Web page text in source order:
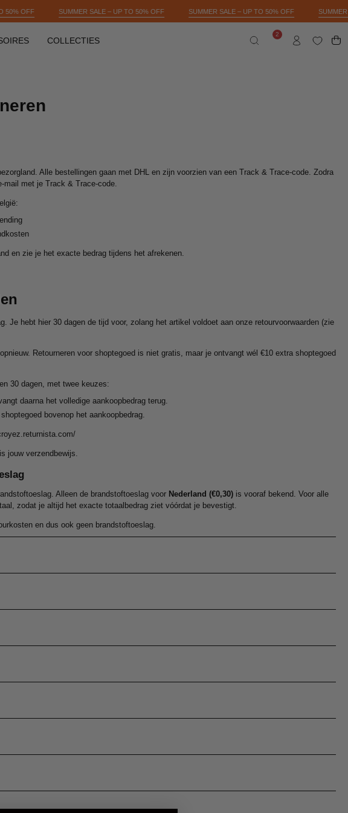
UP TO 50% OFF SUMMER SALE – UP TO 50% OFF SUMMER SALE – UP TO 50% OFF
COLLECTIES
Open
NOTIFICATIONS
2
MY
Alle bestellingen gaan met DHL en zijn voorzien van een Track & Trace-code. Zodra
mail met je Track & Trace-code.
en zie je het exacte bedrag tijdens het afrekenen.
hebt hier 30 dagen de tijd voor, zolang het artikel voldoet aan onze retourvoorwaarden (zie
Retourneren voor shoptegoed is niet gratis, maar je ontvangt wél €10 extra shoptegoed
30 dagen, met twee keuzes:
daarna het volledige aankoopbedrag terug.
bovenop het aankoopbedrag.
jouw verzendbewijs.
Alleen de brandstoftoeslag voor Nederland (€0,30) is vooraf bekend. Voor alle
zodat je altijd het exacte totaalbedrag ziet vóórdat je bevestigt.
en dus ook geen brandstoftoeslag.